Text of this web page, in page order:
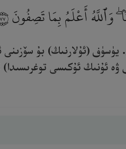
وَٱللَّهُ أَعْلَمُ بِمَا تَصِفُونَ ٧٧
يۈسۈف (ئۇلارنىڭ) بۇ سۆزىنى
ۋە ئۇنىڭ ئۇكىسى توغرىسىدا)